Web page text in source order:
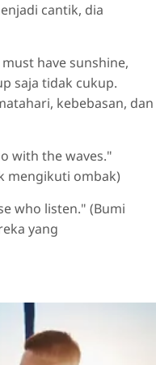
cantik, dia
have sunshine,
saja tidak cukup.
kebebasan, dan
with the waves."
mengikuti ombak)
who listen." (Bumi
yang